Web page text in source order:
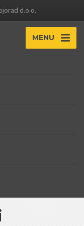
d.o.o.
MENU